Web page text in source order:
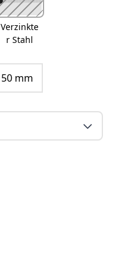
Verzinkte
r Stahl
50 mm